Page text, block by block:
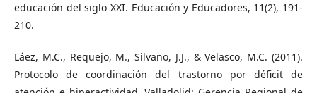
educación del siglo XXI. Educación y Educadores, 11(2), 191-
210.
Láez, M.C., Requejo, M., Silvano, J.J., & Velasco, M.C. (2011).
Protocolo de coordinación del trastorno por déficit de